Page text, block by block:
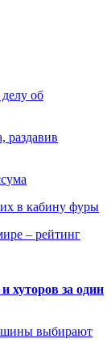
об
раздавив
в кабину фуры
– рейтинг
хуторов за один
выбирают